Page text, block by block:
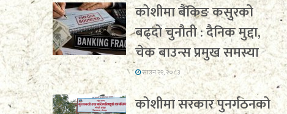
कोशीमा बैंकिङ कसुरको
बढ्दो चुनौती : दैनिक मुद्दा,
चेक बाउन्स प्रमुख समस्या
साउन २२, २०८३
कोशीमा सरकार पुनर्गठनको